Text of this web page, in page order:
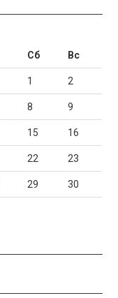
Сб Вс
1 2
8 9
15 16
22 23
29 30